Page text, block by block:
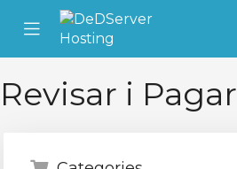
Mobile
Menu
Revisar i Pagar